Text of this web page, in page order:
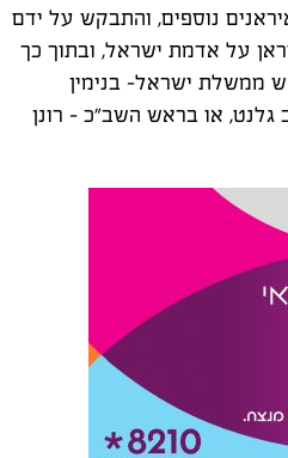
נוספים, והתבקש על ידם
על אדמת ישראל, ובתוך כך
ממשלת ישראל- בנימין
גלנט, או בראש השב"כ – רונן